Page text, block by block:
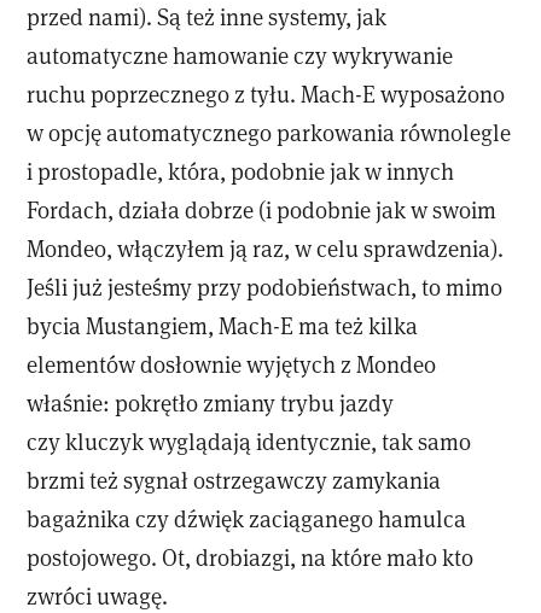
przed nami). Są też inne systemy, jak
automatyczne hamowanie czy wykrywanie
ruchu poprzecznego z tyłu. Mach-E wyposażono
w opcję automatycznego parkowania równolegle
i prostopadle, która, podobnie jak w innych
Fordach, działa dobrze (i podobnie jak w swoim
Mondeo, włączyłem ją raz, w celu sprawdzenia).
Jeśli już jesteśmy przy podobieństwach, to mimo
bycia Mustangiem, Mach-E ma też kilka
elementów dosłownie wyjętych z Mondeo
właśnie: pokrętło zmiany trybu jazdy
czy kluczyk wyglądają identycznie, tak samo
brzmi też sygnał ostrzegawczy zamykania
bagażnika czy dźwięk zaciąganego hamulca
postojowego. Ot, drobiazgi, na które mało kto
zwróci uwagę.